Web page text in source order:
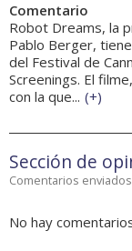
Comentario
Robot Dreams, la
Pablo Berger,
del Festival de
Screenings. El
con la que... (+)
Sección de
Comentarios
No hay